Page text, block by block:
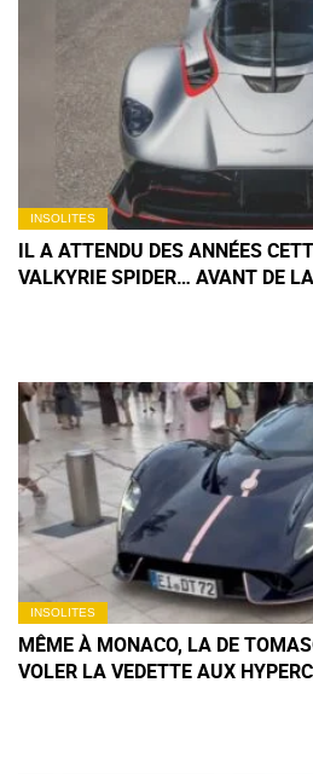
INSOLITES
IL A ATTENDU DES ANNÉES
VALKYRIE SPIDER… AVANT DE
INSOLITES
MÊME À MONACO, LA DE
VOLER LA VEDETTE AUX